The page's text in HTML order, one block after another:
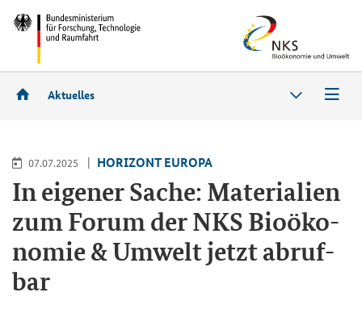
Aktuelles
07.07.2025 HO­RI­ZONT EU­RO­PA
In ei­ge­ner Sache: Ma­te­ria­li­en
zum Forum der NKS Bio­öko­
no­mie & Um­welt jetzt ab­ruf­
bar